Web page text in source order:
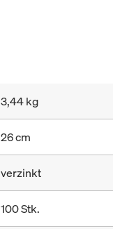
3,44 kg
26 cm
verzinkt
100 Stk.